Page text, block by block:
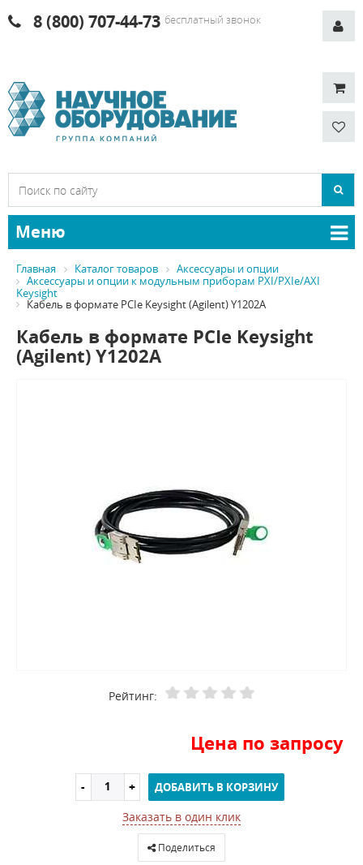
8 (800) 707-44-73 бесплатный звонок
Меню
Главная Каталог товаров
Аксессуары и опции
Аксессуары и опции к модульным приборам PXI/PXIe/AXI
Keysight
Кабель в формате PCIe Keysight (Agilent) Y1202A
Кабель в формате PCIe Keysight
(Agilent) Y1202A
Рейтинг:
Цена по запросу
ДОБАВИТЬ В КОРЗИНУ
Заказать в один клик
Поделиться